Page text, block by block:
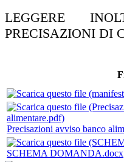
LEGGERE
PRECISAZIONI DI
Precisazioni avviso banco
SCHEMA DOMANDA.docx